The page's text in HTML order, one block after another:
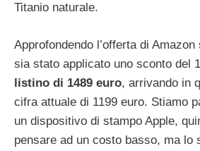
Titanio naturale.
Approfondendo l’offerta di
sia stato applicato uno sconto del
listino di 1489 euro, arrivando in
cifra attuale di 1199 euro. Stiamo
un dispositivo di stampo Apple,
pensare ad un costo basso, ma lo